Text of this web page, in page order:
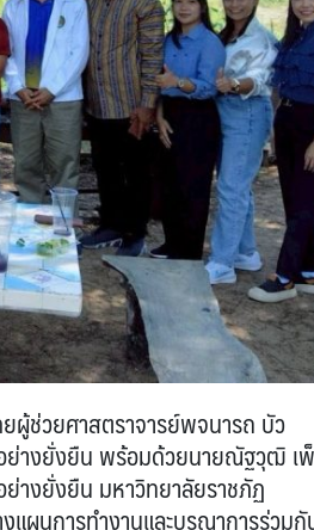
ช่วยศาสตราจารย์พจนารถ บัว
ย่างยั่งยืน พร้อมด้วยนายณัฐวุฒิ เพ็
างยั่งยืน มหาวิทยาลัยราชภัฏ
ผนการทำงานและบูรณาการร่วม